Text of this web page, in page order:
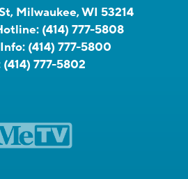
Milwaukee, WI 53214
(414) 777-5808
(414) 777-5800
(414) 777-5802